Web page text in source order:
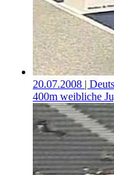
20.07.2008 |
400m weibliche